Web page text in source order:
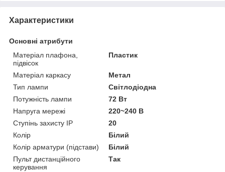
Характеристики
Основні атрибути
Матеріал плафона,
підвісок
Пластик
Матеріал каркасу
Метал
Тип лампи
Світлодіодна
Потужність лампи
72 Вт
Напруга мережі
220~240 В
Ступінь захисту IP
20
Колір
Білий
Колір арматури (підстави)
Білий
Пульт дистанційного
керування
Так